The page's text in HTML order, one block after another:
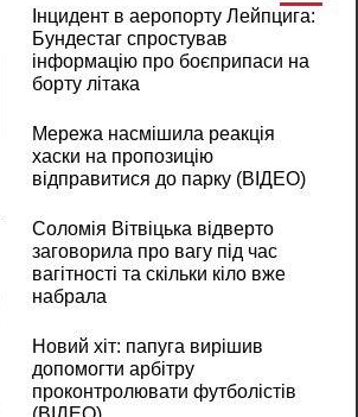
Інцидент в аеропорту Лейпцига:
Бундестаг спростував
інформацію про боєприпаси на
борту літака
Мережа насмішила реакція
хаски на пропозицію
відправитися до парку (ВІДЕО)
Соломія Вітвіцька відверто
заговорила про вагу під час
вагітності та скільки кіло вже
набрала
Новий хіт: папуга вирішив
допомогти арбітру
проконтролювати футболістів